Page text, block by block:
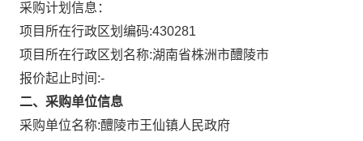
采购计划信息：
项目所在行政区划编码:430281
项目所在行政区划名称:湖南省株洲市醴陵市
报价起止时间:-
二、采购单位信息
采购单位名称:醴陵市王仙镇人民政府